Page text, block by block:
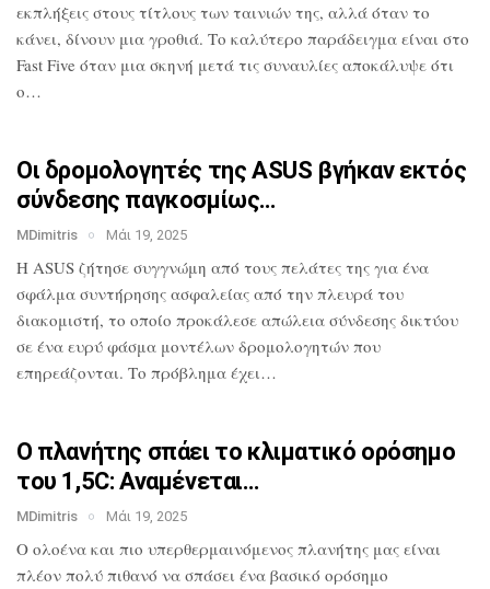
εκπλήξεις στους τίτλους των ταινιών της, αλλά όταν το
κάνει, δίνουν μια γροθιά. Το καλύτερο παράδειγμα είναι στο
Fast Five όταν μια σκηνή μετά τις συναυλίες αποκάλυψε ότι
ο…
Οι δρομολογητές της ASUS βγήκαν εκτός
σύνδεσης παγκοσμίως…
MDimitris Μάι 19, 2025
Η ASUS ζήτησε συγγνώμη από τους πελάτες της για ένα
σφάλμα συντήρησης ασφαλείας από την πλευρά του
διακομιστή, το οποίο προκάλεσε απώλεια σύνδεσης δικτύου
σε ένα ευρύ φάσμα μοντέλων δρομολογητών που
επηρεάζονται. Το πρόβλημα έχει…
Ο πλανήτης σπάει το κλιματικό ορόσημο
του 1,5C: Αναμένεται…
MDimitris Μάι 19, 2025
O ολοένα και πιο υπερθερμαινόμενος πλανήτης μας είναι
πλέον πολύ πιθανό να σπάσει ένα βασικό ορόσημο